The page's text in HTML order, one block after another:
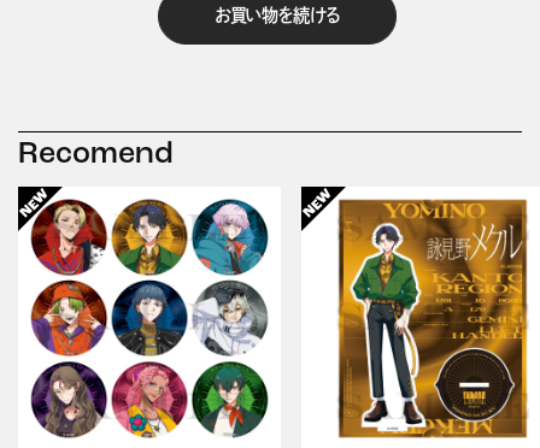
お買い物を続ける
Recomend